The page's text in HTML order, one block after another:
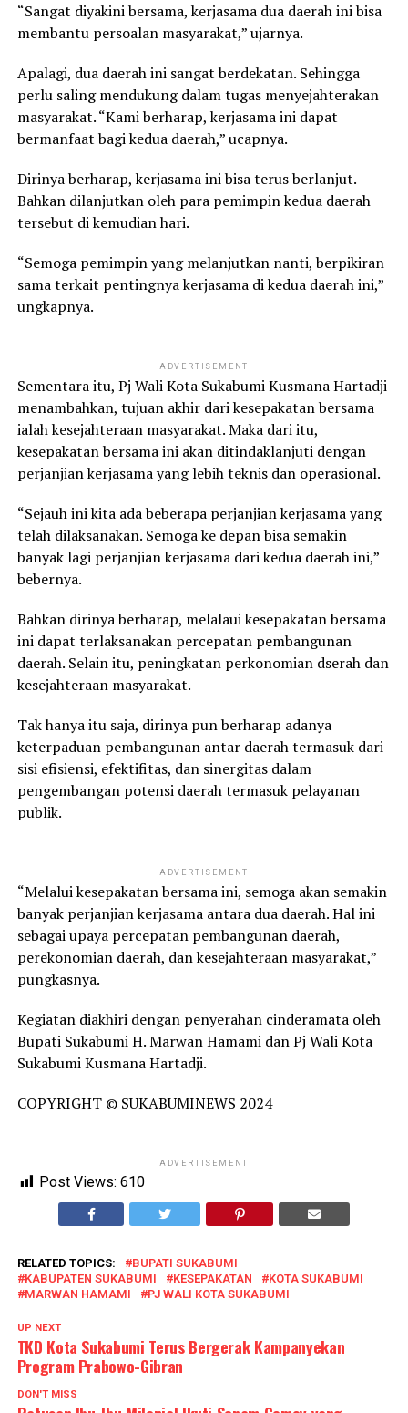
“Sangat diyakini bersama, kerjasama dua daerah ini bisa
membantu persoalan masyarakat,” ujarnya.
Apalagi, dua daerah ini sangat berdekatan. Sehingga
perlu saling mendukung dalam tugas menyejahterakan
masyarakat. “Kami berharap, kerjasama ini dapat
bermanfaat bagi kedua daerah,” ucapnya.
Dirinya berharap, kerjasama ini bisa terus berlanjut.
Bahkan dilanjutkan oleh para pemimpin kedua daerah
tersebut di kemudian hari.
“Semoga pemimpin yang melanjutkan nanti, berpikiran
sama terkait pentingnya kerjasama di kedua daerah ini,”
ungkapnya.
ADVERTISEMENT
Sementara itu, Pj Wali Kota Sukabumi Kusmana Hartadji
menambahkan, tujuan akhir dari kesepakatan bersama
ialah kesejahteraan masyarakat. Maka dari itu,
kesepakatan bersama ini akan ditindaklanjuti dengan
perjanjian kerjasama yang lebih teknis dan operasional.
“Sejauh ini kita ada beberapa perjanjian kerjasama yang
telah dilaksanakan. Semoga ke depan bisa semakin
banyak lagi perjanjian kerjasama dari kedua daerah ini,”
bebernya.
Bahkan dirinya berharap, melalaui kesepakatan bersama
ini dapat terlaksanakan percepatan pembangunan
daerah. Selain itu, peningkatan perkonomian dserah dan
kesejahteraan masyarakat.
Tak hanya itu saja, dirinya pun berharap adanya
keterpaduan pembangunan antar daerah termasuk dari
sisi efisiensi, efektifitas, dan sinergitas dalam
pengembangan potensi daerah termasuk pelayanan
publik.
ADVERTISEMENT
“Melalui kesepakatan bersama ini, semoga akan semakin
banyak perjanjian kerjasama antara dua daerah. Hal ini
sebagai upaya percepatan pembangunan daerah,
perekonomian daerah, dan kesejahteraan masyarakat,”
pungkasnya.
Kegiatan diakhiri dengan penyerahan cinderamata oleh
Bupati Sukabumi H. Marwan Hamami dan Pj Wali Kota
Sukabumi Kusmana Hartadji.
COPYRIGHT © SUKABUMINEWS 2024
ADVERTISEMENT
Post Views: 610
RELATED TOPICS:
BUPATI SUKABUMI
KABUPATEN SUKABUMI
KESEPAKATAN
KOTA SUKABUMI
MARWAN HAMAMI
PJ WALI KOTA SUKABUMI
UP NEXT
TKD Kota Sukabumi Terus Bergerak Kampanyekan
Program Prabowo-Gibran
DON'T MISS